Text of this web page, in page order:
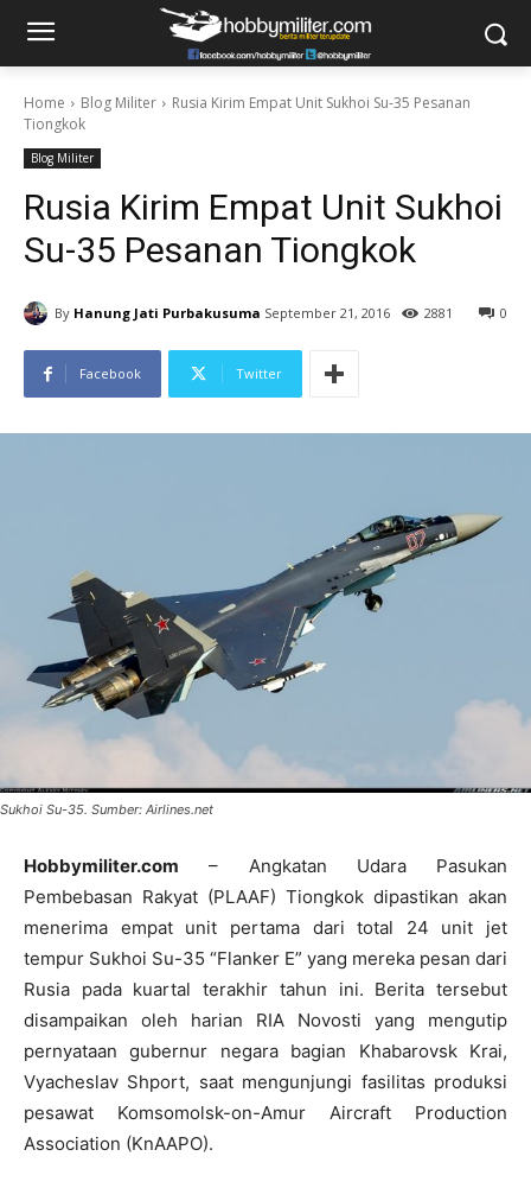
Home Blog Militer
Rusia Kirim Empat Unit Sukhoi Su-35 Pesanan
Tiongkok
Blog Militer
Rusia Kirim Empat Unit Sukhoi
Su-35 Pesanan Tiongkok
By Hanung Jati Purbakusuma September 21, 2016 0
2881
Facebook Twitter
Sukhoi Su-35. Sumber: Airlines.net
Hobbymiliter.com – Angkatan Udara Pasukan
Pembebasan Rakyat (PLAAF) Tiongkok dipastikan akan
menerima empat unit pertama dari total 24 unit jet
tempur Sukhoi Su-35 “Flanker E” yang mereka pesan dari
Rusia pada kuartal terakhir tahun ini. Berita tersebut
disampaikan oleh harian RIA Novosti yang mengutip
pernyataan gubernur negara bagian Khabarovsk Krai,
Vyacheslav Shport, saat mengunjungi fasilitas produksi
pesawat Komsomolsk-on-Amur Aircraft Production
Association (KnAAPO).